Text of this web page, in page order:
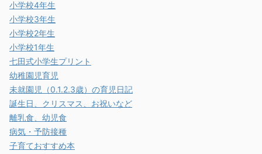
小学校4年生
小学校3年生
小学校2年生
小学校1年生
七田式小学生プリント
幼稚園児育児
未就園児（0.1.2.3歳）の育児日記
誕生日、クリスマス、お祝いなど
離乳食、幼児食
病気・予防接種
子育ておすすめ本